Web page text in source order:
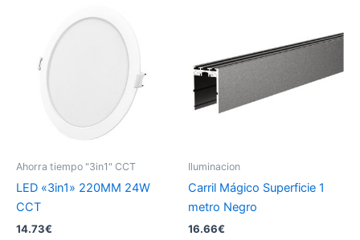
Ahorra tiempo "3in1" CCT
LED «3in1» 220MM 24W
CCT
14.73€
Iluminacion
Carril Mágico Superficie 1
metro Negro
16.66€